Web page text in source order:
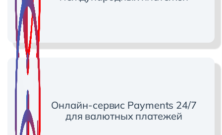
Онлайн-сервис Payments 24/7
для валютных платежей